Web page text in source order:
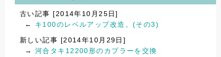
古い記事 [2014年10月25日]
← キ100のレベルアップ改造。(その3)
新しい記事 [2014年10月29日]
→ 河合タキ12200形のカプラーを交換